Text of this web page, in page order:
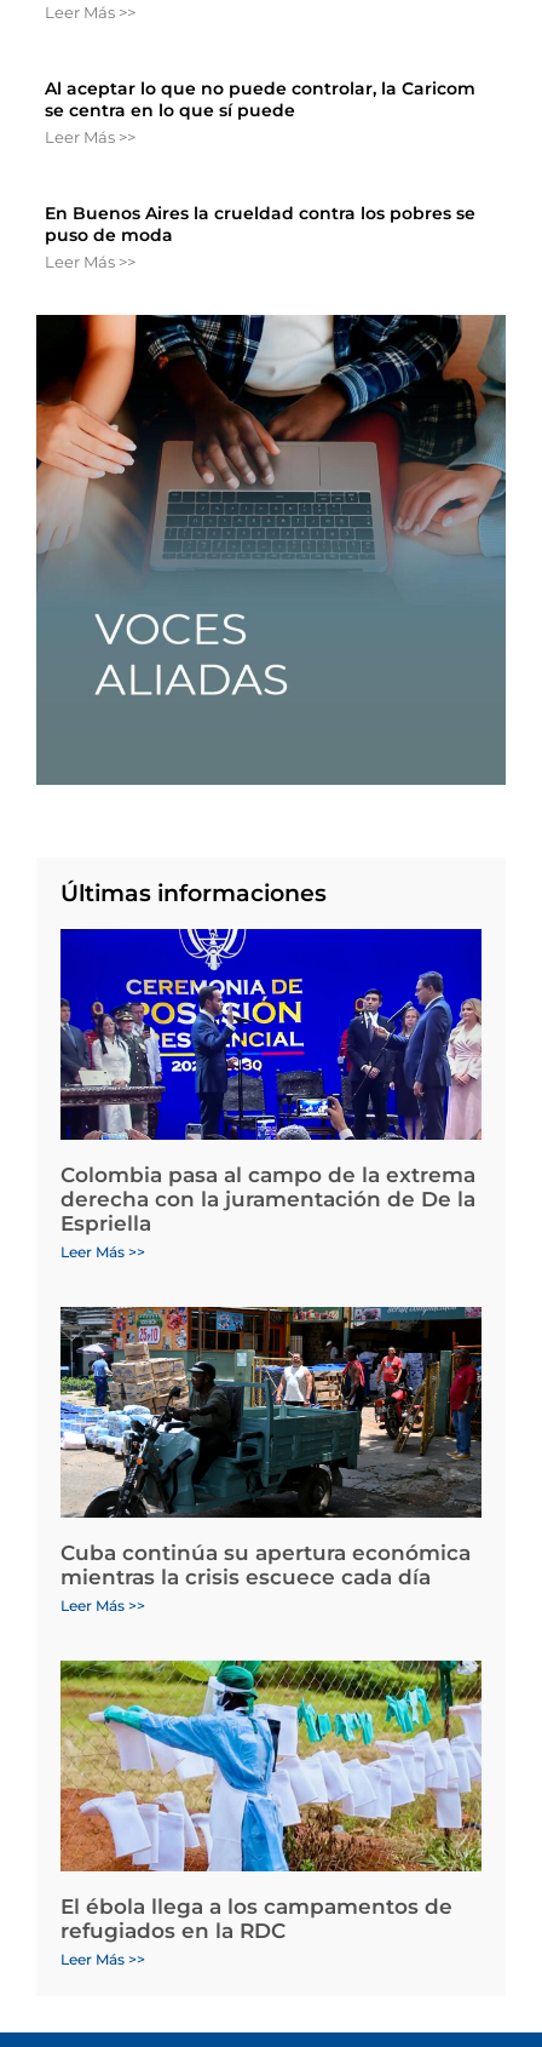
Leer Más >>
Al aceptar lo que no puede controlar, la Caricom
se centra en lo que sí puede
Leer Más >>
En Buenos Aires la crueldad contra los pobres se
puso de moda
Leer Más >>
Últimas informaciones
Colombia pasa al campo de la extrema
derecha con la juramentación de De la
Espriella
Leer Más >>
Cuba continúa su apertura económica
mientras la crisis escuece cada día
Leer Más >>
El ébola llega a los campamentos de
refugiados en la RDC
Leer Más >>